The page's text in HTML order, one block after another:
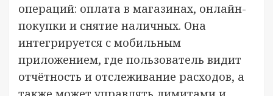
операций: оплата в магазинах, онлайн-
покупки и снятие наличных. Она
интегрируется с мобильным
приложением, где пользователь видит
отчётность и отслеживание расходов, а